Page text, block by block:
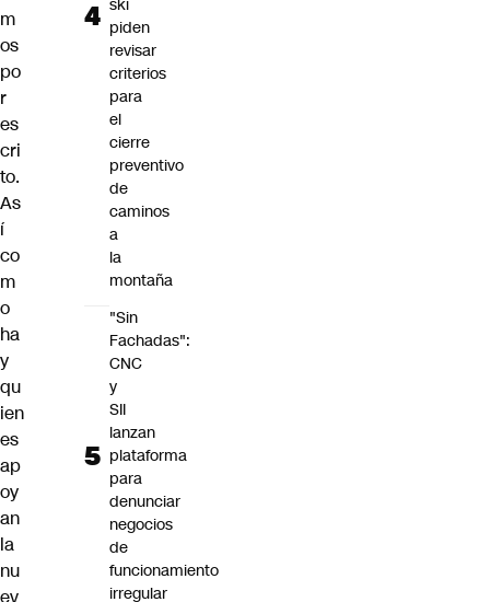
m
os
po
r
es
cri
to.
As
í
co
m
o
ha
y
qu
ien
es
ap
oy
an
la
nu
ev
ski
piden
revisar
criterios
para
el
cierre
preventivo
de
caminos
a
la
montaña
"Sin
Fachadas":
CNC
y
SII
lanzan
plataforma
para
denunciar
negocios
de
funcionamiento
irregular